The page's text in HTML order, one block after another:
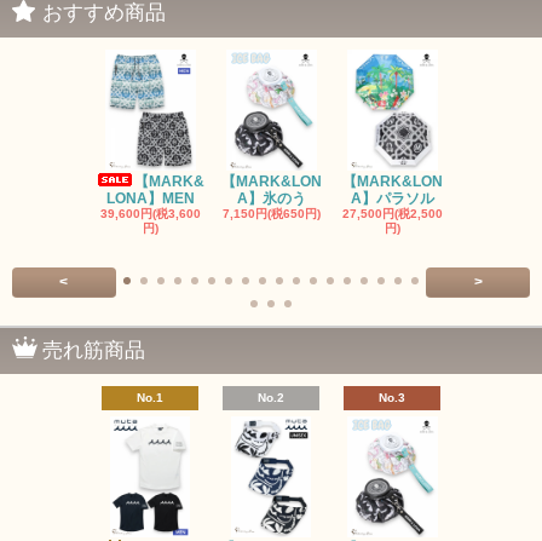
おすすめ商品
【MARK&
LONA】MEN
39,600円(税3,600
円)
【MARK&LON
A】氷のう
7,150円(税650円)
【MARK&LON
A】パラソル
27,500円(税2,500
円)
< >
売れ筋商品
No.1 No.2 No.3